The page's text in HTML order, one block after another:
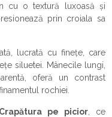
cu o textură luxoasă și
prin croiala sa
lucrată cu finețe, care
siluetei. Mânecile lungi,
oferă un contrast
rochiei.
Crapătura pe picior, ce